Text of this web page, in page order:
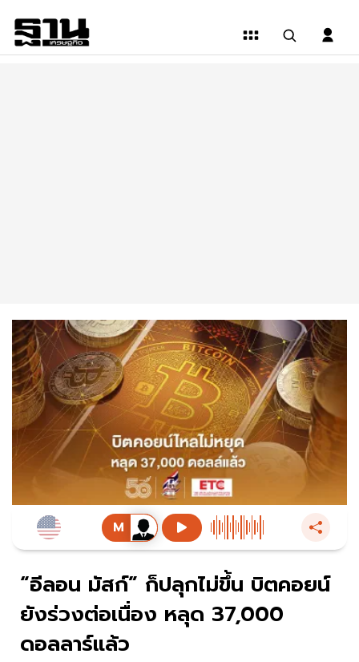
“อีลอน มัสก์” ก็ปลุกไม่ขึ้น บิตคอยน์
ยังร่วงต่อเนื่อง หลุด 37,000
ดอลลาร์แล้ว